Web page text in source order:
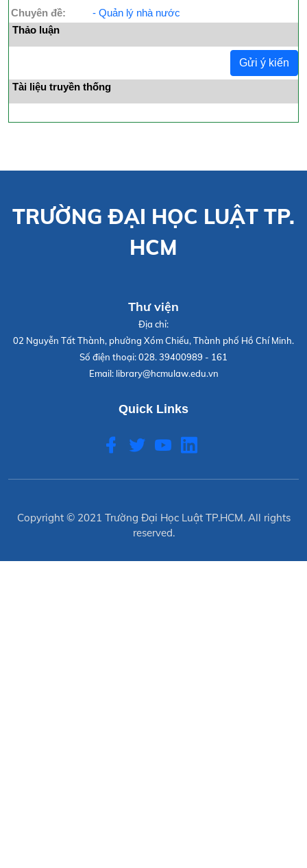
Chuyên đề:
- Quản lý nhà nước
Thảo luận
Gửi ý kiến
Tài liệu truyền thống
TRƯỜNG ĐẠI HỌC LUẬT TP.
HCM
Thư viện
Địa chỉ:
02 Nguyễn Tất Thành, phường Xóm Chiếu, Thành phố Hồ Chí Minh.
Số điện thoại:028. 39400989 - 161
Email: library@hcmulaw.edu.vn
Quick Links
Copyright © 2021 Trường Đại Học Luật TP.HCM. All rights
reserved.